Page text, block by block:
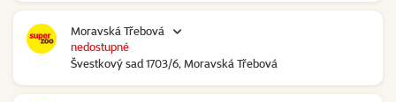
Moravská Třebová
Švestkový sad 1703/6, Moravská Třebová
nedostupné